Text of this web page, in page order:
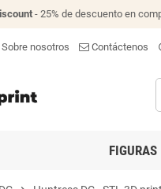
- 25% de descuento en
Sobre nosotros Contáctenos
FIGURAS